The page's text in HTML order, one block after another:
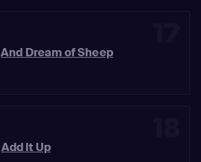
And Dream of Sheep
Add It Up